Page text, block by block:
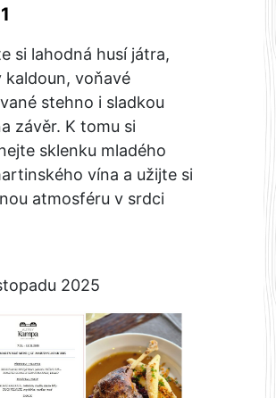
si lahodná husí játra,
kaldoun, voňavé
stehno i sladkou
závěr. K tomu si
sklenku mladého
vína a užijte si
atmosféru v srdci
2025